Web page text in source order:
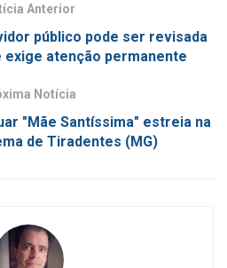
Anterior
público pode ser revisada
exige atenção permanente
Notícia
"Mãe Santíssima" estreia na
de Tiradentes (MG)